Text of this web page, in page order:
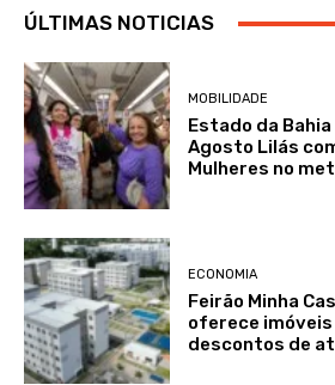
ÚLTIMAS NOTICIAS
MOBILIDADE
Estado da
Agosto Lilás
Mulheres no
ECONOMIA
Feirão Minha
oferece imóveis
descontos de